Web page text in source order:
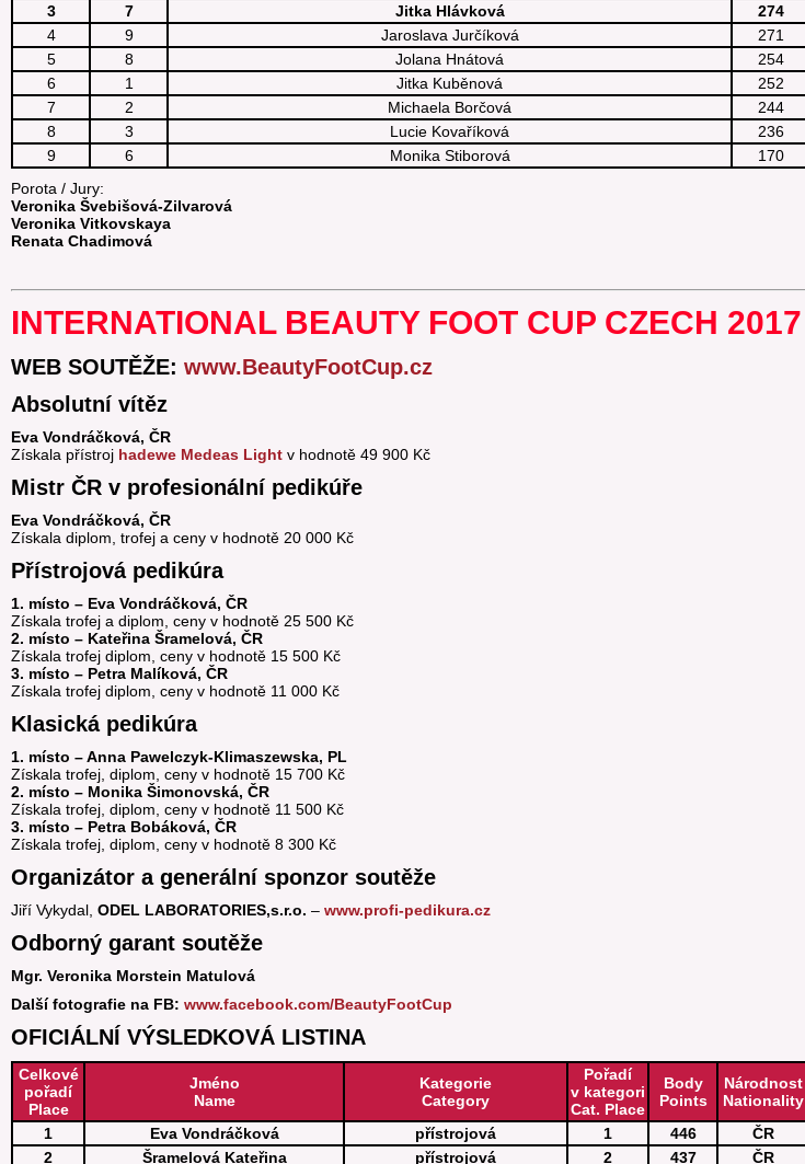
3
7 Jitka Hlávková
274
4
9 Jaroslava Jurčíková
271
5
8 Jolana Hnátová
254
6
1 Jitka Kuběnová
252
7
2 Michaela Borčová
244
8
3 Lucie Kovaříková
236
9
6 Monika Stiborová
170
Porota / Jury:
Veronika Švebišová-Zilvarová
Veronika Vitkovskaya
Renata Chadimová
INTERNATIONAL BEAUTY FOOT CUP CZECH 2017
WEB SOUTĚŽE: www.BeautyFootCup.cz
Absolutní vítěz
Eva Vondráčková, ČR
Získala přístroj hadewe Medeas Light v hodnotě 49 900 Kč
Mistr ČR v profesionální pedikúře
Eva Vondráčková, ČR
Získala diplom, trofej a ceny v hodnotě 20 000 Kč
Přístrojová pedikúra
1. místo – Eva Vondráčková, ČR
Získala trofej a diplom, ceny v hodnotě 25 500 Kč
2. místo – Kateřina Šramelová, ČR
Získala trofej diplom, ceny v hodnotě 15 500 Kč
3. místo – Petra Malíková, ČR
Získala trofej diplom, ceny v hodnotě 11 000 Kč
Klasická pedikúra
1. místo – Anna Pawelczyk-Klimaszewska, PL
Získala trofej, diplom, ceny v hodnotě 15 700 Kč
2. místo – Monika Šimonovská, ČR
Získala trofej, diplom, ceny v hodnotě 11 500 Kč
3. místo – Petra Bobáková, ČR
Získala trofej, diplom, ceny v hodnotě 8 300 Kč
Organizátor a generální sponzor soutěže
Jiří Vykydal, ODEL LABORATORIES,s.r.o. – www.profi-pedikura.cz
Odborný garant soutěže
Mgr. Veronika Morstein Matulová
Další fotografie na FB: www.facebook.com/BeautyFootCup
OFICIÁLNÍ VÝSLEDKOVÁ LISTINA
Celkové
pořadí
Place
Jméno
Name
Kategorie
Category
Pořadí
v kategori
Cat. Place
Body
Points
Národnost
Nationality
1
Eva Vondráčková přístrojová 1 446
ČR
2
Šramelová Kateřina přístrojová 2 437 ČR